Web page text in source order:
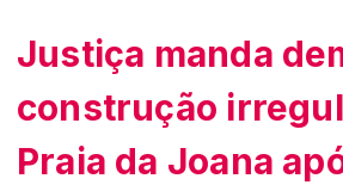
Justiça manda
construção
Praia da Joana